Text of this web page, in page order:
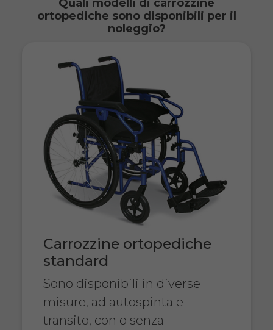
Quali modelli di carrozzine
ortopediche sono disponibili per il
noleggio?
Carrozzine ortopediche
standard
Sono disponibili in diverse
misure, ad autospinta e
transito, con o senza